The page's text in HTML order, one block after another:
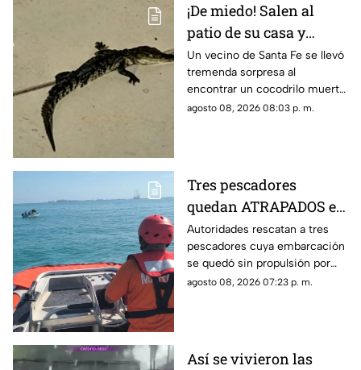
¡De miedo! Salen al
patio de su casa y
encuentran un
cocodrilo SIN VIDA;
pasó en Santa Fe
Un vecino de Santa Fe se llevó
tremenda sorpresa al
encontrar un cocodrilo muerto
en el patio de su casa sin que
agosto 08, 2026 08:03 p. m.
Tres pescadores
quedan ATRAPADOS en
altamar tras falla
mecánica; esto pasó al
final
Autoridades rescatan a tres
pescadores cuya embarcación
se quedó sin propulsión por
una falla mecánica cerca de la
agosto 08, 2026 07:23 p. m.
Así se vivieron las